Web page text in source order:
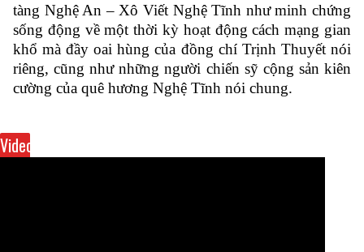
tàng Nghệ An – Xô Viết Nghệ Tĩnh như minh chứng
sống động về một thời kỳ hoạt động cách mạng gian
khổ mà đầy oai hùng của đồng chí Trịnh Thuyết nói
riêng, cũng như những người chiến sỹ cộng sản kiên
cường của quê hương Nghệ Tĩnh nói chung.
Video